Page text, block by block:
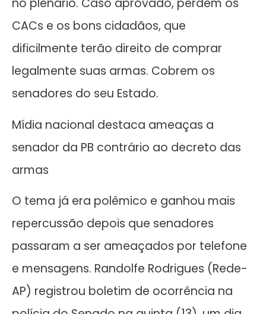
no plenário. Caso aprovado, perdem os
CACs e os bons cidadãos, que
dificilmente terão direito de comprar
legalmente suas armas. Cobrem os
senadores do seu Estado.
Mídia nacional destaca ameaças a
senador da PB contrário ao decreto das
armas
O tema já era polêmico e ganhou mais
repercussão depois que senadores
passaram a ser ameaçados por telefone
e mensagens. Randolfe Rodrigues (Rede-
AP) registrou boletim de ocorrência na